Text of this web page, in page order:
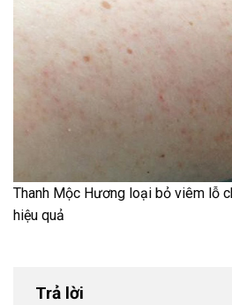
Thanh Mộc Hương loại bỏ viêm lỗ
hiệu quả
Trả lời